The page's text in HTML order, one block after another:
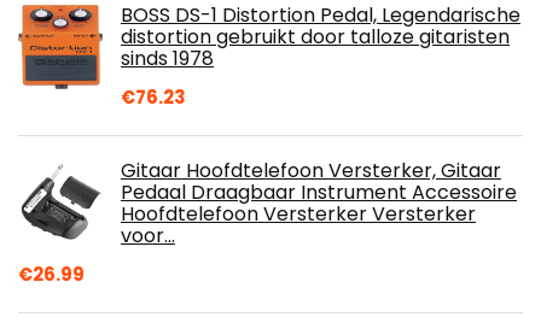
BOSS DS-1 Distortion Pedal, Legendarische
distortion gebruikt door talloze gitaristen
sinds 1978
€76.23
Gitaar Hoofdtelefoon Versterker, Gitaar
Pedaal Draagbaar Instrument Accessoire
Hoofdtelefoon Versterker Versterker
voor…
€26.99